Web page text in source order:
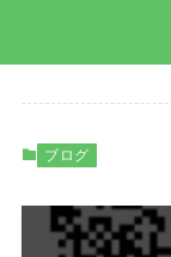
ブログ